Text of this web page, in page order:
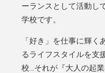
ーランスとして活動し
学校です。
「好き」を仕事に輝
るライフスタイルを支
校…それが『大人の起